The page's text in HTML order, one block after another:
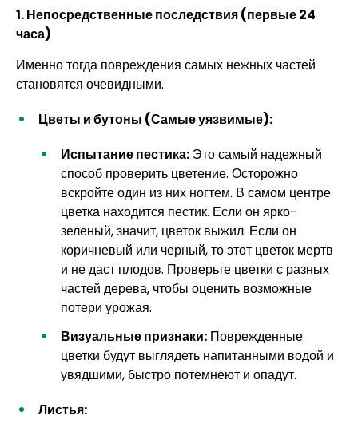
1. Непосредственные последствия (первые 24
часа)
Именно тогда повреждения самых нежных частей
становятся очевидными.
Цветы и бутоны (Самые уязвимые):
Испытание пестика: Это самый надежный
способ проверить цветение. Осторожно
вскройте один из них ногтем. В самом центре
цветка находится пестик. Если он ярко-
зеленый, значит, цветок выжил. Если он
коричневый или черный, то этот цветок мертв
и не даст плодов. Проверьте цветки с разных
частей дерева, чтобы оценить возможные
потери урожая.
Визуальные признаки: Поврежденные
цветки будут выглядеть напитанными водой и
увядшими, быстро потемнеют и опадут.
Листья: